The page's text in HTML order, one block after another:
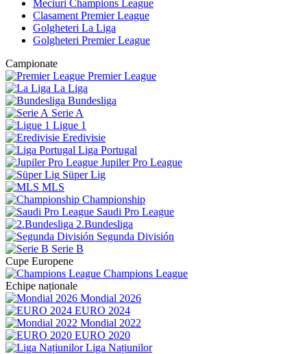
Meciuri Champions League
Clasament Premier League
Golgheteri La Liga
Golgheteri Premier League
Campionate
Premier League
La Liga
Bundesliga
Serie A
Ligue 1
Eredivisie
Liga Portugal
Jupiler Pro League
Süper Lig
MLS
Championship
Saudi Pro League
2.Bundesliga
Segunda División
Serie B
Cupe Europene
Champions League
Echipe naționale
Mondial 2026
EURO 2024
Mondial 2022
EURO 2020
Liga Națiunilor